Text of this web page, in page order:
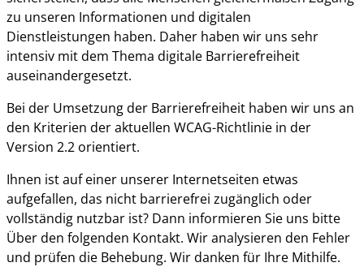
zu unseren Informationen und digitalen
Dienstleistungen haben. Daher haben wir uns sehr
intensiv mit dem Thema digitale Barrierefreiheit
auseinandergesetzt.
Bei der Umsetzung der Barrierefreiheit haben wir uns an
den Kriterien der aktuellen WCAG-Richtlinie in der
Version 2.2 orientiert.
Ihnen ist auf einer unserer Internetseiten etwas
aufgefallen, das nicht barrierefrei zugänglich oder
vollständig nutzbar ist? Dann informieren Sie uns bitte
Über den folgenden Kontakt. Wir analysieren den Fehler
und prüfen die Behebung. Wir danken für Ihre Mithilfe.